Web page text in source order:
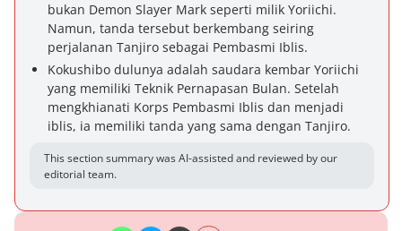
bukan Demon Slayer Mark seperti milik Yoriichi.
Namun, tanda tersebut berkembang seiring
perjalanan Tanjiro sebagai Pembasmi Iblis.
Kokushibo dulunya adalah saudara kembar Yoriichi
yang memiliki Teknik Pernapasan Bulan. Setelah
mengkhianati Korps Pembasmi Iblis dan menjadi
iblis, ia memiliki tanda yang sama dengan Tanjiro.
This section summary was AI-assisted and reviewed by our
editorial team.